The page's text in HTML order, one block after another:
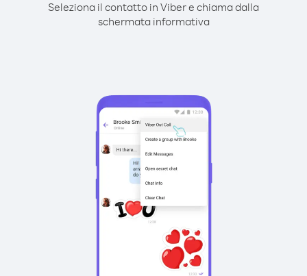
Seleziona il contatto in Viber e chiama dalla
schermata informativa